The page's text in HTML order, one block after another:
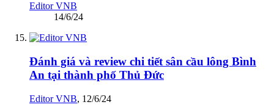
Editor VNB
14/6/24
Đánh giá và review chi tiết sân cầu lông Bình
An tại thành phố Thủ Đức
Editor VNB, 12/6/24